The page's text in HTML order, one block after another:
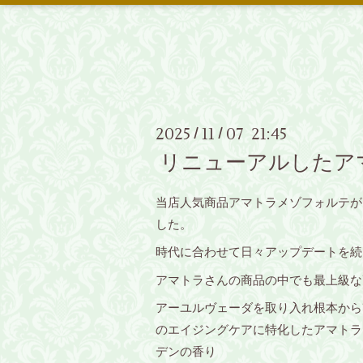
2025 / 11 / 07 21:45
リニューアルした
当店人気商品アマトラメゾフォルテ
した。
時代に合わせて日々アップデートを
アマトラさんの商品の中でも最上級
アーユルヴェーダを取り入れ根本か
のエイジングケアに特化したアマト
デンの香り